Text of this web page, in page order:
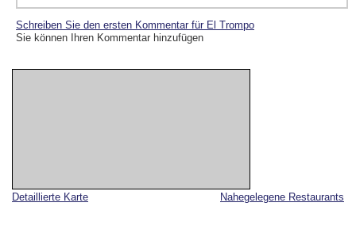
Nahegelegene Restaurants
Detaillierte Karte
Schreiben Sie den ersten Kommentar für El Trompo
Sie können Ihren Kommentar hinzufügen